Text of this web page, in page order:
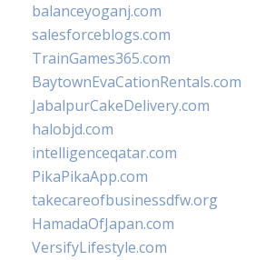
balanceyoganj.com
salesforceblogs.com
TrainGames365.com
BaytownEvaCationRentals.com
JabalpurCakeDelivery.com
halobjd.com
intelligenceqatar.com
PikaPikaApp.com
takecareofbusinessdfw.org
HamadaOfJapan.com
VersifyLifestyle.com